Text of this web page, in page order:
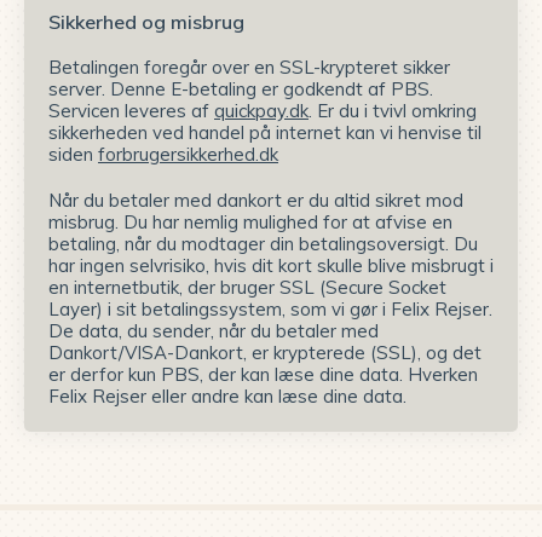
Sikkerhed og misbrug
Betalingen foregår over en SSL-krypteret sikker
server. Denne E-betaling er godkendt af PBS.
Servicen leveres af quickpay.dk . Er du i tvivl omkring
sikkerheden ved handel på internet kan vi henvise til
siden forbrugersikkerhed.dk
Når du betaler med dankort er du altid sikret mod
misbrug. Du har nemlig mulighed for at afvise en
betaling, når du modtager din betalingsoversigt. Du
har ingen selvrisiko, hvis dit kort skulle blive misbrugt i
en internetbutik, der bruger SSL (Secure Socket
Layer) i sit betalingssystem, som vi gør i Felix Rejser.
De data, du sender, når du betaler med
Dankort/VISA-Dankort, er krypterede (SSL), og det
er derfor kun PBS, der kan læse dine data. Hverken
Felix Rejser eller andre kan læse dine data.